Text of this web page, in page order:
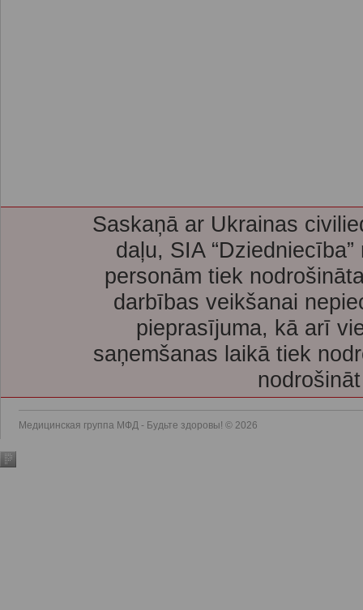
Saskaņā ar Ukrainas
daļu, SIA
personām tiek
darbības veikšanai
pieprasījuma, kā arī
saņemšanas laikā tiek
Медицинская группа МФД - Будьте здоровы! © 2026